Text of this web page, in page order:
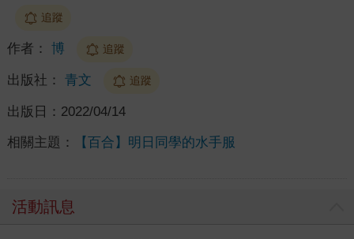
追蹤
作者： 博 追蹤
出版社： 青文 追蹤
出版日： 2022/04/14
相關主題： 【百合】明日同學的水手服
活動訊息